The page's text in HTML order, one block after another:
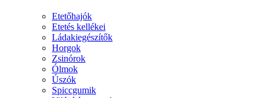
Etetőhajók
Etetés kellékei
Ládakiegészítők
Horgok
Zsinórok
Ólmok
Úszók
Spiccgumik